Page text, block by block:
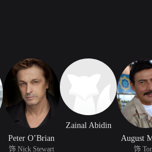
Peter O’Brian
饰 Nick Stewart
Zainal Abidin
August
饰